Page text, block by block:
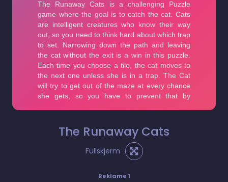
The Runaway Cats
Fullskjerm
Reklame 1